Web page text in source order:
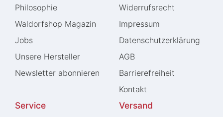
Philosophie
Waldorfshop Magazin
Jobs
Unsere Hersteller
Newsletter abonnieren
Widerrufs­recht
Impressum
Daten­schutz­erklärung
AGB
Barrierefreiheit
Kontakt
Service Versand